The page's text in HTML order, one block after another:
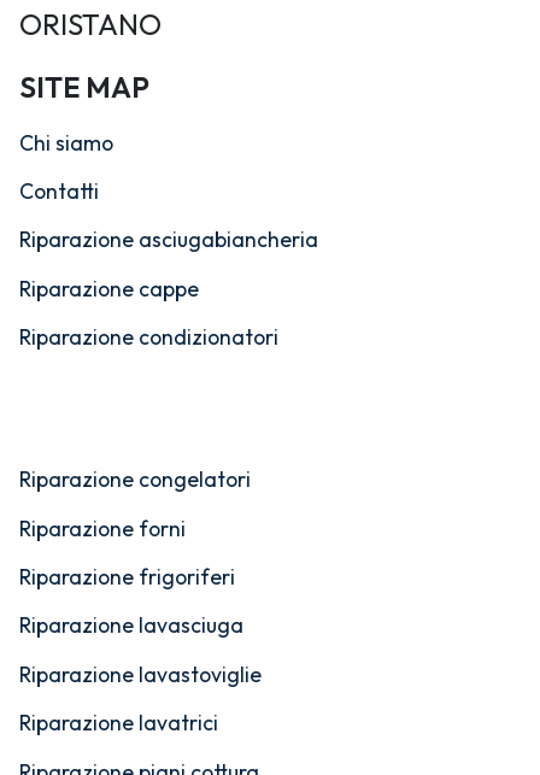
ORISTANO
SITE MAP
Chi siamo
Contatti
Riparazione asciugabiancheria
Riparazione cappe
Riparazione condizionatori
Riparazione congelatori
Riparazione forni
Riparazione frigoriferi
Riparazione lavasciuga
Riparazione lavastoviglie
Riparazione lavatrici